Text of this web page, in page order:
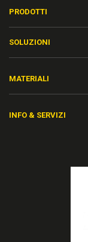
PRODOTTI
SOLUZIONI
MATERIALI
INFO & SERVIZI